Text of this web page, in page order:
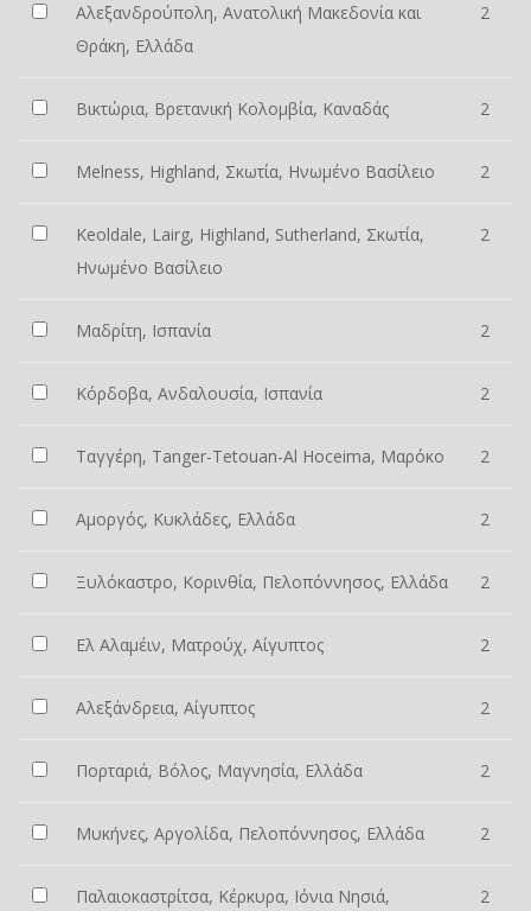
Αλεξανδρούπολη, Ανατολική Μακεδονία και
Θράκη, Ελλάδα
2
Βικτώρια, Βρετανική Κολομβία, Καναδάς 2
Melness, Highland, Σκωτία, Ηνωμένο Βασίλειο 2
Keoldale, Lairg, Highland, Sutherland, Σκωτία,
Ηνωμένο Βασίλειο
2
Μαδρίτη, Ισπανία 2
Κόρδοβα, Ανδαλουσία, Ισπανία 2
Ταγγέρη, Tanger-Tetouan-Al Hoceima, Μαρόκο 2
Αμοργός, Κυκλάδες, Ελλάδα 2
Ξυλόκαστρο, Κορινθία, Πελοπόννησος, Ελλάδα 2
Ελ Αλαμέιν, Ματρούχ, Αίγυπτος 2
Αλεξάνδρεια, Αίγυπτος 2
Πορταριά, Βόλος, Μαγνησία, Ελλάδα 2
Μυκήνες, Αργολίδα, Πελοπόννησος, Ελλάδα 2
Παλαιοκαστρίτσα, Κέρκυρα, Ιόνια Νησιά, 2